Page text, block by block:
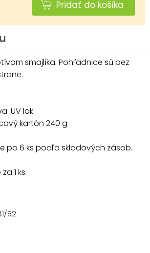
Pridať do košíka
smajlíka. Pohľadnice sú bez
UV lak
kartón 240 g
po 6 ks podľa skladových zásob.
1 ks.
52